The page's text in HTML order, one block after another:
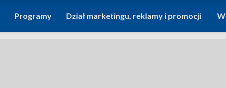
Programy Dział marketingu, reklamy i promocji